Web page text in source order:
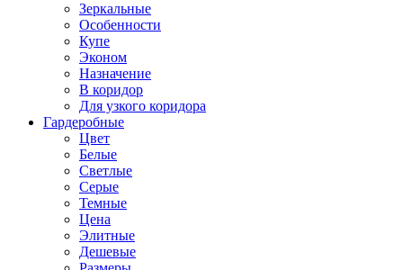
Зеркальные
Особенности
Купе
Эконом
Назначение
В коридор
Для узкого коридора
Гардеробные
Цвет
Белые
Светлые
Серые
Темные
Цена
Элитные
Дешевые